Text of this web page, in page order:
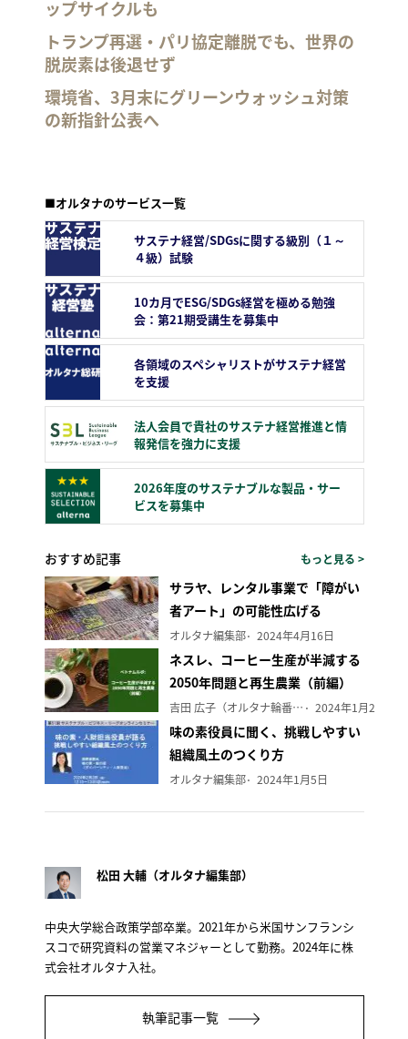
ップサイクルも
トランプ再選・パリ協定離脱でも、世界の
脱炭素は後退せず
環境省、3月末にグリーンウォッシュ対策
の新指針公表へ
■オルタナのサービス一覧
サステナ経営/SDGsに関する級別（１～
４級）試験
10カ月でESG/SDGs経営を極める勉強
会：第21期受講生を募集中
各領域のスペシャリストがサステナ経営
を支援
法人会員で貴社のサステナ経営推進と情
報発信を強力に支援
2026年度のサステナブルな製品・サー
ビスを募集中
おすすめ記事 もっと見る >
サラヤ、レンタル事業で「障がい
者アート」の可能性広げる
オルタナ編集部 2024年4月16日
ネスレ、コーヒー生産が半減する
2050年問題と再生農業（前編）
吉田 広子（オルタナ輪番編集長） 2024年1月29日
味の素役員に聞く、挑戦しやすい
組織風土のつくり方
オルタナ編集部 2024年1月5日
松田 大輔（オルタナ編集部）
中央大学総合政策学部卒業。2021年から米国サンフランシ
スコで研究資料の営業マネジャーとして勤務。2024年に株
式会社オルタナ入社。
執筆記事一覧